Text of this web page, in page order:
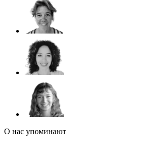
О нас упоминают